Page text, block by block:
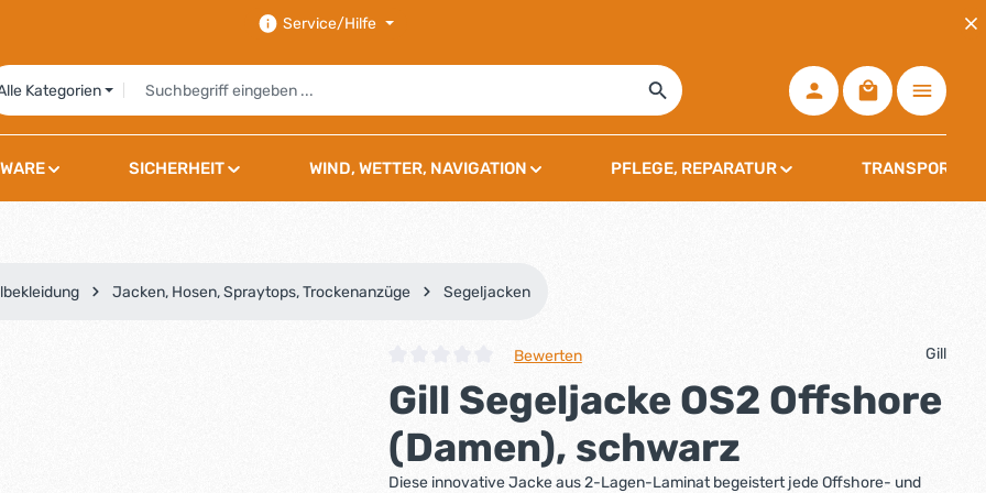
Service/Hilfe
Kategorien
Warenkorb
SICHERHEIT WIND, WETTER, NAVIGATION PFLEGE, REPARATUR TRANSPORT,
Jacken, Hosen, Spraytops, Trockenanzüge Segeljacken
Bewerten Gill
Gill Segeljacke OS2 Offshore
(Damen), schwarz
Diese innovative Jacke aus 2-Lagen-Laminat begeistert jede Offshore- und